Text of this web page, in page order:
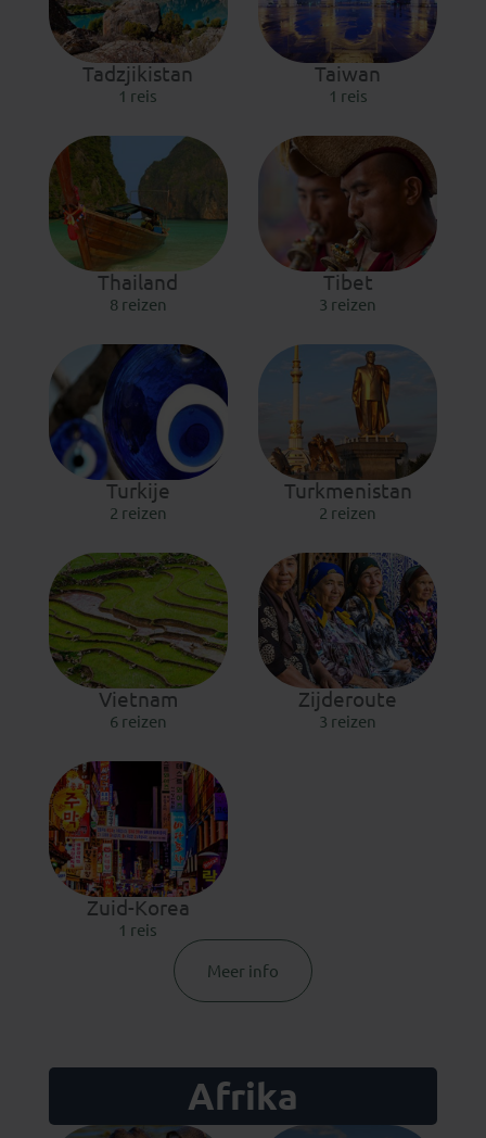
Tadzjikistan
1 reis
Taiwan
1 reis
Thailand
8 reizen
Tibet
3 reizen
Turkije
2 reizen
Turkmenistan
2 reizen
Vietnam
6 reizen
Zijderoute
3 reizen
Zuid-Korea
1 reis
Meer info
Afrika